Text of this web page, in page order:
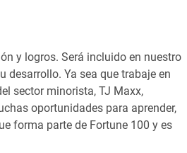
y logros. Será incluido en nuestro
Ya sea que trabaje en
sector minorista, TJ Maxx,
oportunidades para aprender,
forma parte de Fortune 100 y es